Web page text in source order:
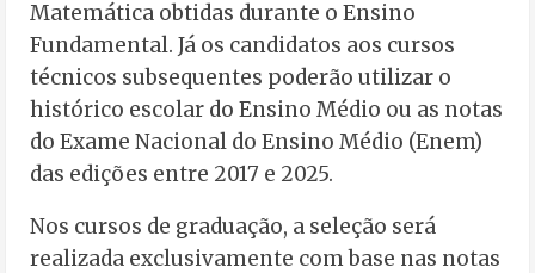
Matemática obtidas durante o Ensino
Fundamental. Já os candidatos aos cursos
técnicos subsequentes poderão utilizar o
histórico escolar do Ensino Médio ou as notas
do Exame Nacional do Ensino Médio (Enem)
das edições entre 2017 e 2025.
Nos cursos de graduação, a seleção será
realizada exclusivamente com base nas notas